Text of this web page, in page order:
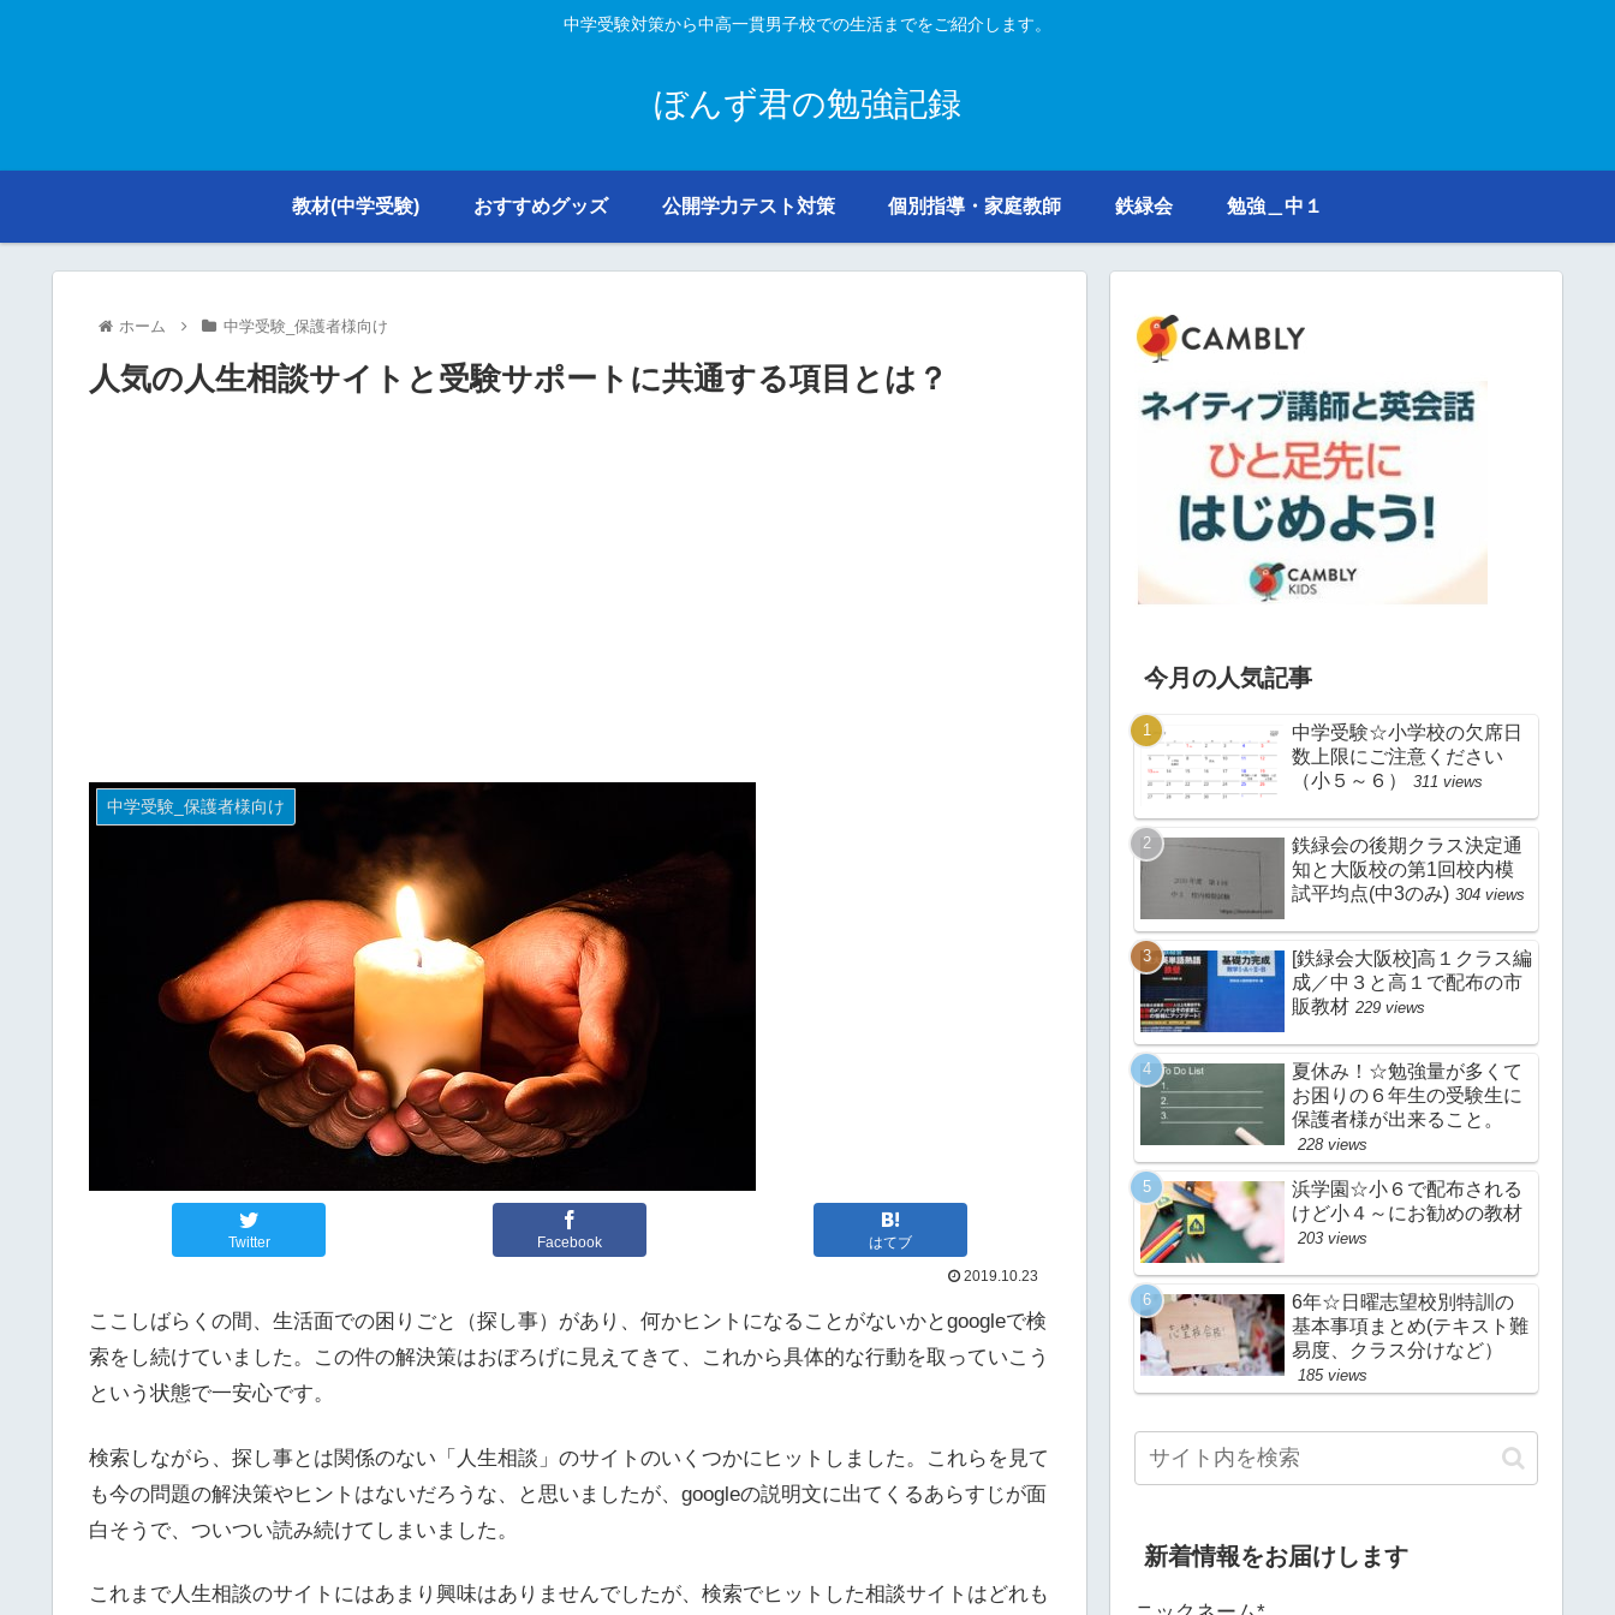
中学受験対策から中高一貫男子校での生活までをご紹介します。
ぼんず君の勉強記録
教材(中学受験) おすすめグッズ 公開学力テスト対策 個別指導・家庭教師 鉄緑会 勉強＿中１
ホーム 中学受験_保護者様向け
人気の人生相談サイトと受験サポートに共通する項目とは？
中学受験_保護者様向け
Twitter Facebook
はてブ
2019.10.23
ここしばらくの間、生活面での困りごと（探し事）があり、何かヒントになることがないかとgoogleで検
索をし続けていました。この件の解決策はおぼろげに見えてきて、これから具体的な行動を取っていこう
という状態で一安心です。
検索しながら、探し事とは関係のない「人生相談」のサイトのいくつかにヒットしました。これらを見て
も今の問題の解決策やヒントはないだろうな、と思いましたが、googleの説明文に出てくるあらすじが面
白そうで、ついつい読み続けてしまいました。
これまで人生相談のサイトにはあまり興味はありませんでしたが、検索でヒットした相談サイトはどれも
今月の人気記事
中学受験☆小学校の欠席日
数上限にご注意ください
（小５～６）
311 views
鉄緑会の後期クラス決定通
知と大阪校の第1回校内模
試平均点(中3のみ) 304 views
[鉄緑会大阪校]高１クラス編
成／中３と高１で配布の市
販教材 229 views
夏休み！☆勉強量が多くて
お困りの６年生の受験生に
保護者様が出来ること。
228 views
浜学園☆小６で配布される
けど小４～にお勧めの教材
203 views
6年☆日曜志望校別特訓の
基本事項まとめ(テキスト難
易度、クラス分けなど）
185 views
新着情報をお届けします